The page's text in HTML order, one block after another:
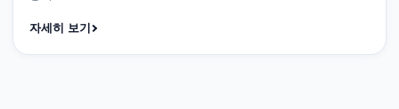
자세히 보기